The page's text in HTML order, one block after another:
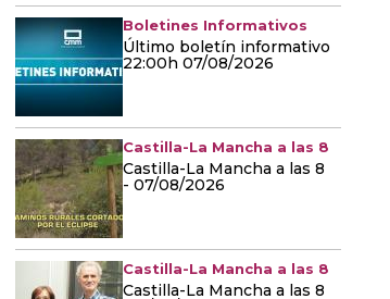
Boletines Informativos
Último boletín informativo
22:00h 07/08/2026
Castilla-La Mancha a las 8
Castilla-La Mancha a las 8
- 07/08/2026
Castilla-La Mancha a las 8
Castilla-La Mancha a las 8